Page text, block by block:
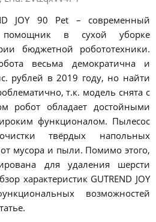
JOY 90 Pet – современный
помощник в сухой уборке
бюджетной робототехники.
весьма демократична и
рублей в 2019 году, но найти
т.к. модель снята с
робот обладает достойными
функционалом. Пылесос
твёрдых напольных
мусора и пыли. Помимо этого,
для удаления шерсти
характеристик GUTREND JOY
возможностей